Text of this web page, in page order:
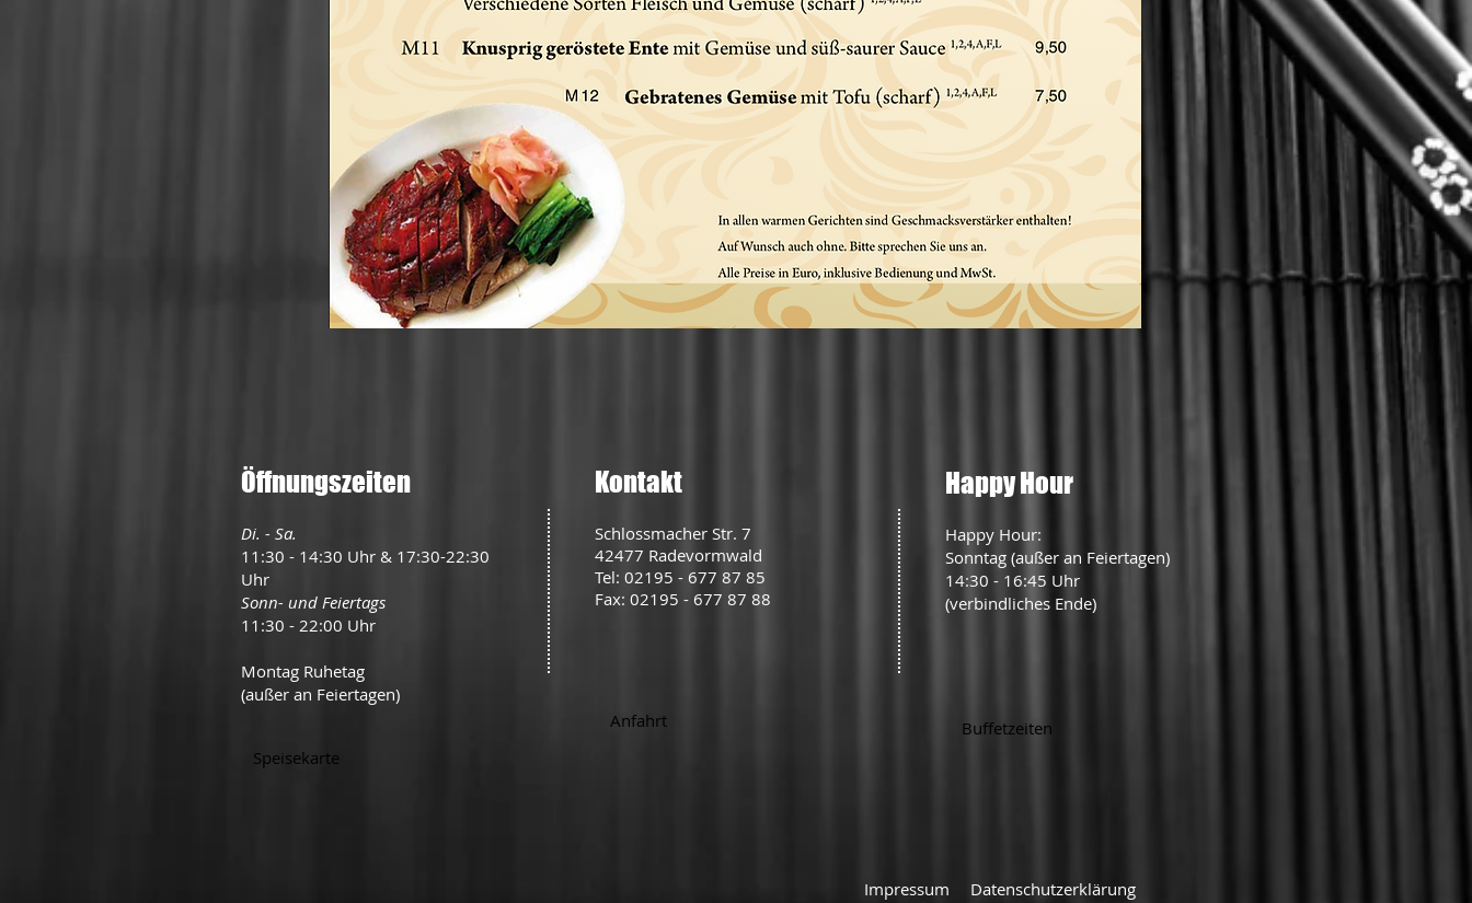
Öffnungszeiten
Di. - Sa.
11:30 - 14:30 Uhr & 17:30-22:30
Uhr
Sonn- und Feiertags
11:30 - 22:00 Uhr
Montag Ruhetag
(außer an Feiertagen)
Speisekarte
Kontakt
Schlossmacher Str. 7
42477 Radevormwald
Tel: 02195 - 677 87 85
Fax: 02195 - 677 87 88
Anfahrt
Happy Hour
Happy Hour:
Sonntag (außer an Feiertagen)
14:30 - 16:45 Uhr
(verbindliches Ende)
Buffetzeiten
Impressum Datenschutzerklärung